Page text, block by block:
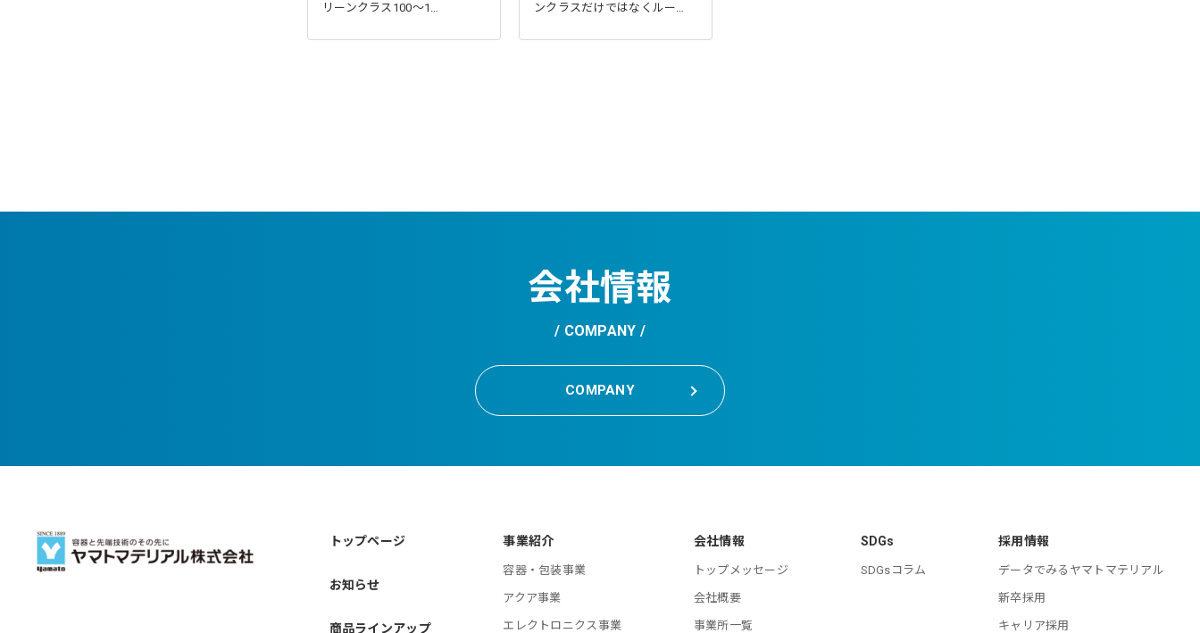
リーンクラス100～1…
ンクラスだけではなくルー…
会社情報
COMPANY
COMPANY
トップページ
お知らせ
商品ラインアップ
事業紹介
容器・包装事業
アクア事業
エレクトロニクス事業
会社情報
トップメッセージ
会社概要
事業所一覧
SDGs
SDGsコラム
採用情報
データでみるヤマトマテリアル
新卒採用
キャリア採用